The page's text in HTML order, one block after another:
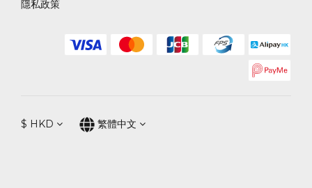
隱私政策
$ HKD 繁體中文